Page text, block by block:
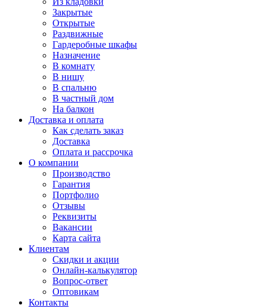
Закрытые
Открытые
Раздвижные
Гардеробные шкафы
Назначение
В комнату
В нишу
В спальню
В частный дом
На балкон
Доставка и оплата
Как сделать заказ
Доставка
Оплата и рассрочка
О компании
Производство
Гарантия
Портфолио
Отзывы
Реквизиты
Вакансии
Карта сайта
Клиентам
Скидки и акции
Онлайн-калькулятор
Вопрос-ответ
Оптовикам
Контакты